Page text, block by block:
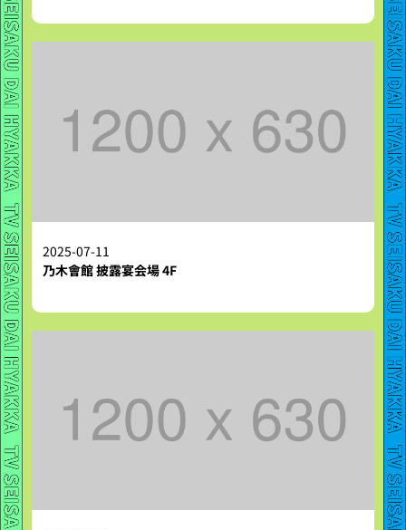
2025-07-11
乃木會館 披露宴会場 4F